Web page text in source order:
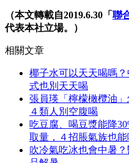
（本文轉載自2019.6.30「 聯
代表本社立場。）
相關文章
椰子水可以天天喝嗎
式也別天天喝
張員瑛「檸檬橄欖油
４類人別空腹喝
吃豆腐、喝豆漿能降
取量，４招脹氣族也能
吹冷氣吃冰也會中暑